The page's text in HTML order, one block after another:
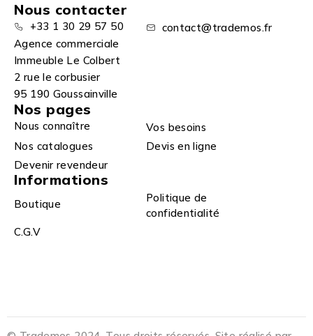
Nous contacter
+33 1 30 29 57 50
contact@trademos.fr
Agence commerciale
Immeuble Le Colbert
2 rue le corbusier
95 190 Goussainville
Nos pages
Nous connaître
Vos besoins
Nos catalogues
Devis en ligne
Devenir revendeur
Informations
Boutique
Politique de
confidentialité
C.G.V